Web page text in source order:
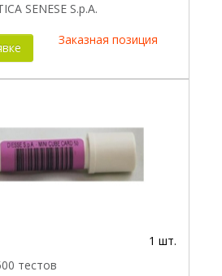
SENESE S.p.A.
Заказная позиция
1 шт.
тестов